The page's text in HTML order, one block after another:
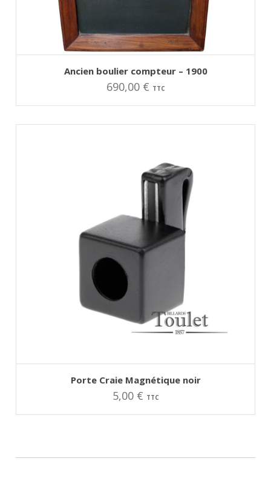
Ancien boulier compteur – 1900
690,00 € TTC
Porte Craie Magnétique noir
5,00 € TTC